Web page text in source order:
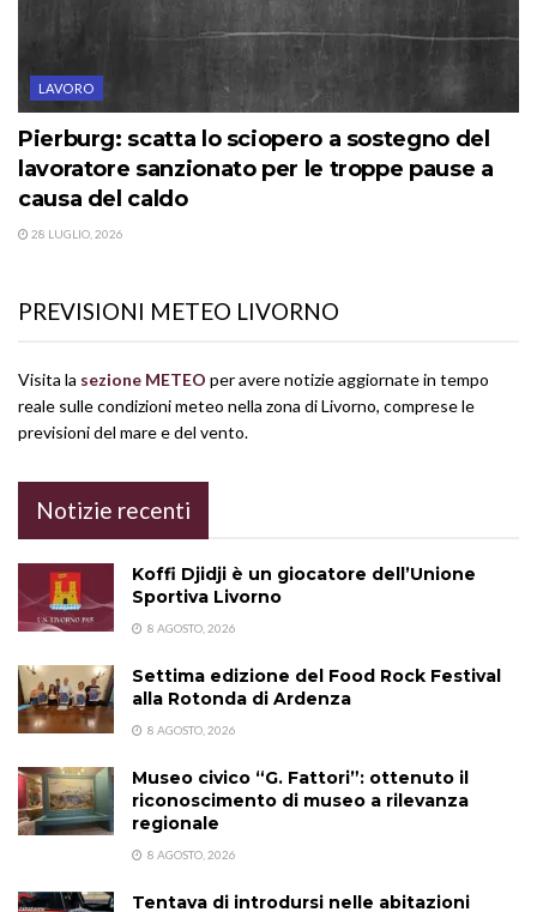
LAVORO
Pierburg: scatta lo sciopero a sostegno del
lavoratore sanzionato per le troppe pause a
causa del caldo
28 LUGLIO, 2026
PREVISIONI METEO LIVORNO
Visita la sezione METEO per avere notizie aggiornate in tempo
reale sulle condizioni meteo nella zona di Livorno, comprese le
previsioni del mare e del vento.
Notizie recenti
Koffi Djidji è un giocatore dell’Unione
Sportiva Livorno
8 AGOSTO, 2026
Settima edizione del Food Rock Festival
alla Rotonda di Ardenza
8 AGOSTO, 2026
Museo civico “G. Fattori”: ottenuto il
riconoscimento di museo a rilevanza
regionale
8 AGOSTO, 2026
Tentava di introdursi nelle abitazioni